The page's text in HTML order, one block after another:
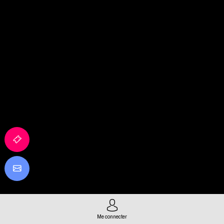
Me connecter